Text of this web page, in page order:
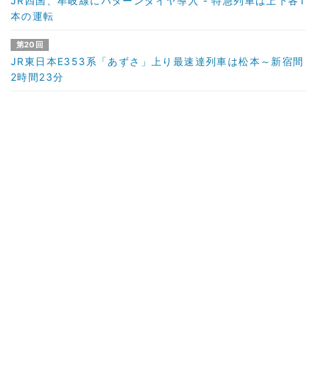
本の運転
第20回
JR東日本E353系「あずさ」上り最速達列車は松本～新宿間
2時間23分